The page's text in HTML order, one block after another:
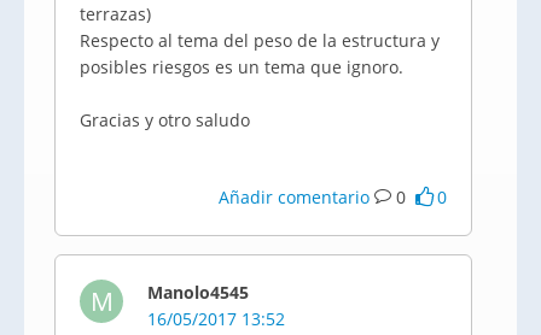
terrazas)
Respecto al tema del peso de la estructura y
posibles riesgos es un tema que ignoro.
Gracias y otro saludo
Añadir comentario 0 0
M
Manolo4545
16/05/2017 13:52